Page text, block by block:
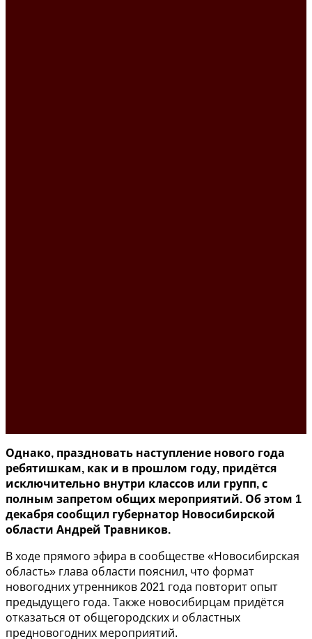
Однако, праздновать наступление нового года
ребятишкам, как и в прошлом году, придётся
исключительно внутри классов или групп, с
полным запретом общих мероприятий. Об этом 1
декабря сообщил губернатор Новосибирской
области Андрей Травников.
В ходе прямого эфира в сообществе «Новосибирская
область» глава области пояснил, что формат
новогодних утренников 2021 года повторит опыт
предыдущего года. Также новосибирцам придётся
отказаться от общегородских и областных
предновогодних мероприятий.